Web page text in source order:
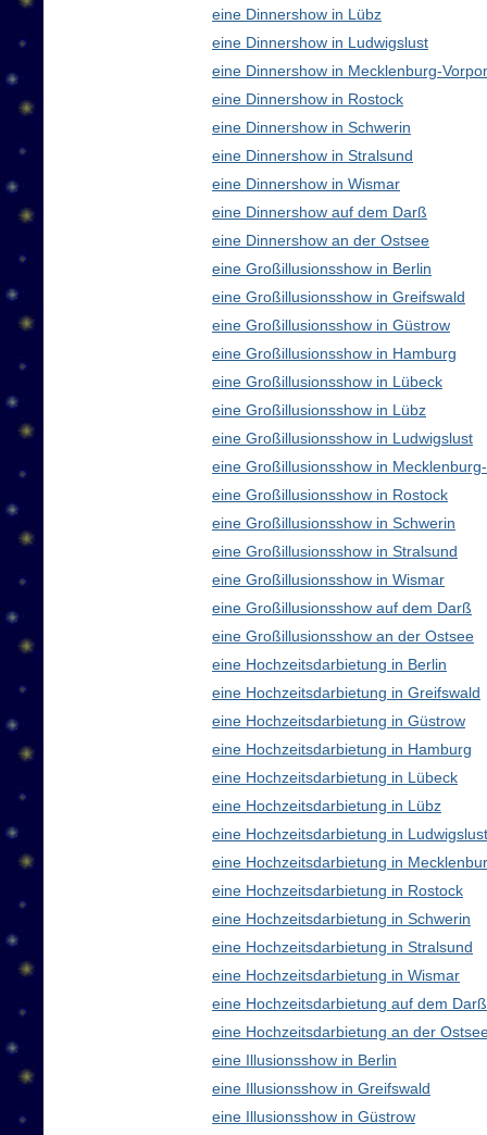
eine Dinnershow in Lübz
eine Dinnershow in Ludwigslust
eine Dinnershow in Mecklenburg-
eine Dinnershow in Rostock
eine Dinnershow in Schwerin
eine Dinnershow in Stralsund
eine Dinnershow in Wismar
eine Dinnershow auf dem Darß
eine Dinnershow an der Ostsee
eine Großillusionsshow in Berlin
eine Großillusionsshow in Greifswald
eine Großillusionsshow in Güstrow
eine Großillusionsshow in Hamburg
eine Großillusionsshow in Lübeck
eine Großillusionsshow in Lübz
eine Großillusionsshow in Ludwigslust
eine Großillusionsshow in
eine Großillusionsshow in Rostock
eine Großillusionsshow in Schwerin
eine Großillusionsshow in Stralsund
eine Großillusionsshow in Wismar
eine Großillusionsshow auf dem Darß
eine Großillusionsshow an der Ostsee
eine Hochzeitsdarbietung in Berlin
eine Hochzeitsdarbietung in Greifswald
eine Hochzeitsdarbietung in Güstrow
eine Hochzeitsdarbietung in Hamburg
eine Hochzeitsdarbietung in Lübeck
eine Hochzeitsdarbietung in Lübz
eine Hochzeitsdarbietung in Ludwigslust
eine Hochzeitsdarbietung in
eine Hochzeitsdarbietung in Rostock
eine Hochzeitsdarbietung in Schwerin
eine Hochzeitsdarbietung in Stralsund
eine Hochzeitsdarbietung in Wismar
eine Hochzeitsdarbietung auf dem Darß
eine Hochzeitsdarbietung an der
eine Illusionsshow in Berlin
eine Illusionsshow in Greifswald
eine Illusionsshow in Güstrow